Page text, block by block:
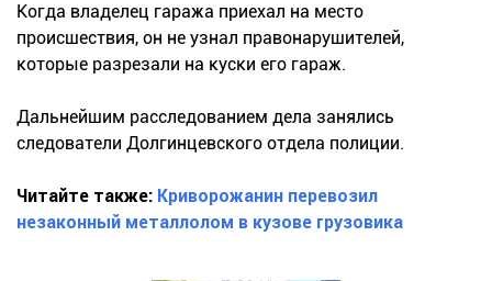
Когда владелец гаража приехал на место
происшествия, он не узнал правонарушителей,
которые разрезали на куски его гараж.
Дальнейшим расследованием дела занялись
следователи Долгинцевского отдела полиции.
Читайте также: Криворожанин перевозил
незаконный металлолом в кузове грузовика